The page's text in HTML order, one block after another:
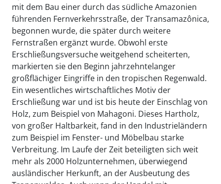
mit dem Bau einer durch das südliche Amazonien
führenden Fernverkehrsstraße, der Transamazônica,
begonnen wurde, die später durch weitere
Fernstraßen ergänzt wurde. Obwohl erste
Erschließungsversuche weitgehend scheiterten,
markierten sie den Beginn jahrzehntelanger
großflächiger Eingriffe in den tropischen Regenwald.
Ein wesentliches wirtschaftliches Motiv der
Erschließung war und ist bis heute der Einschlag von
Holz, zum Beispiel von Mahagoni. Dieses Hartholz,
von großer Haltbarkeit, fand in den Industrieländern
zum Beispiel im Fenster- und Möbelbau starke
Verbreitung. Im Laufe der Zeit beteiligten sich weit
mehr als 2000 Holzunternehmen, überwiegend
ausländischer Herkunft, an der Ausbeutung des